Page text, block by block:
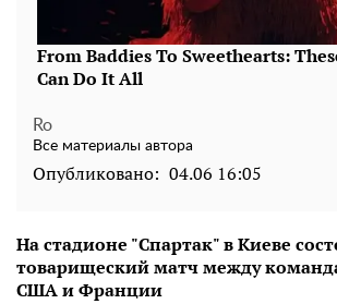
Ro
Все материалы автора
Опубликовано: 04.06 16:05
На стадионе "Спартак" в Киеве
товарищеский матч между
США и Франции